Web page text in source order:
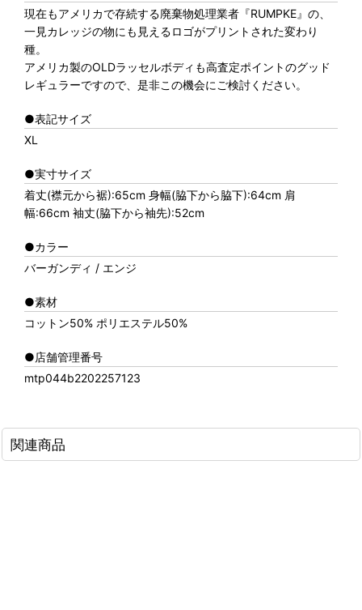
現在もアメリカで存続する廃棄物処理業者『RUMPKE』の、
一見カレッジの物にも見えるロゴがプリントされた変わり
種。
アメリカ製のOLDラッセルボディも高査定ポイントのグッド
レギュラーですので、是非この機会にご検討ください。
●表記サイズ
XL
●実寸サイズ
着丈(襟元から裾):65cm 身幅(脇下から脇下):64cm 肩
幅:66cm 袖丈(脇下から袖先):52cm
●カラー
バーガンディ / エンジ
●素材
コットン50% ポリエステル50%
●店舗管理番号
mtp044b2202257123
関連商品